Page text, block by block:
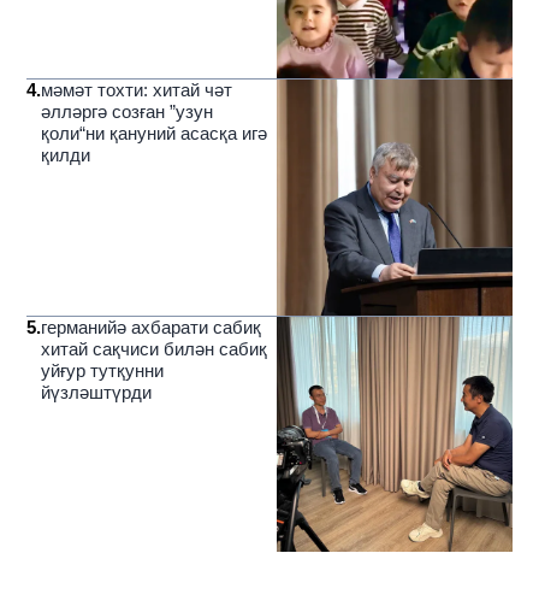
4.мәмәт тохти: хитай чәт
әлләргә созған ”узун
қоли“ни қануний асасқа игә
қилди
5.германийә ахбарати сабиқ
хитай сақчиси билән сабиқ
уйғур тутқунни
йүзләштүрди